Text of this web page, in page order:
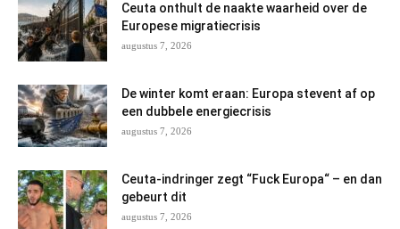
Ceuta onthult de naakte waarheid over de
Europese migratiecrisis
augustus 7, 2026
De winter komt eraan: Europa stevent af op
een dubbele energiecrisis
augustus 7, 2026
Ceuta-indringer zegt “Fuck Europa“ – en dan
gebeurt dit
augustus 7, 2026